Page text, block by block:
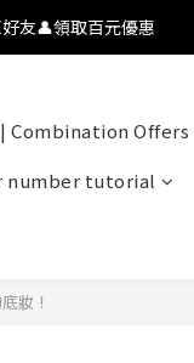
折】透氧彩妝・全肌友善
友👤領取百元優惠
Combination Offers
number tutorial
妝！